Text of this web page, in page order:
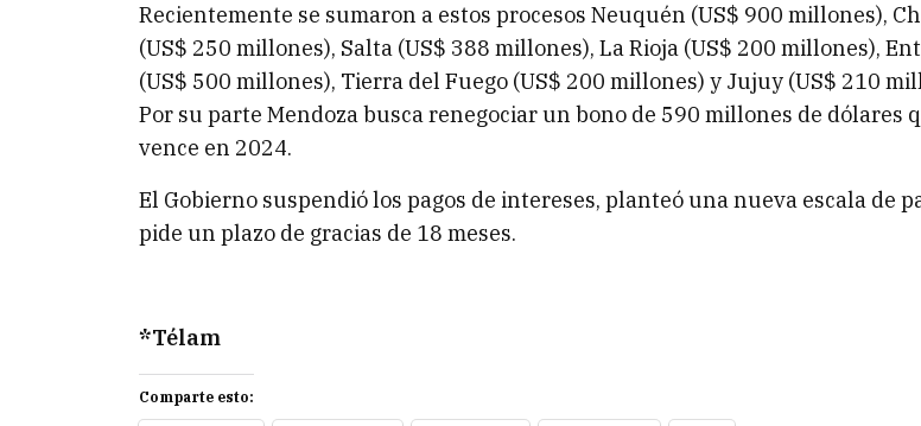
Recientemente se sumaron a estos procesos Neuquén (US$ 900 millones),
(US$ 250 millones), Salta (US$ 388 millones), La Rioja (US$ 200 millones),
(US$ 500 millones), Tierra del Fuego (US$ 200 millones) y Jujuy (US$ 210
Por su parte Mendoza busca renegociar un bono de 590 millones de dólares
vence en 2024.
El Gobierno suspendió los pagos de intereses, planteó una nueva escala de
pide un plazo de gracias de 18 meses.
*Télam
Comparte esto: